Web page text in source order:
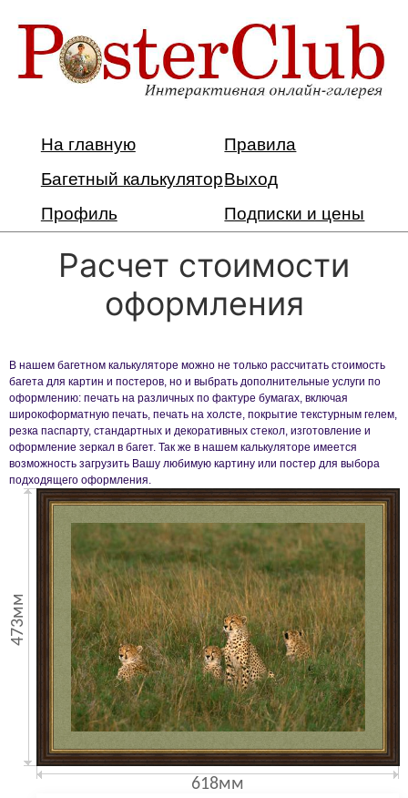
На главную
Правила
Багетный калькуляторВыход
Профиль
Подписки и цены
Расчет стоимости
оформления
В нашем багетном калькуляторе можно не только рассчитать стоимость
багета для картин и постеров, но и выбрать дополнительные услуги по
оформлению: печать на различных по фактуре бумагах, включая
широкоформатную печать, печать на холсте, покрытие текстурным гелем,
резка паспарту, стандартных и декоративных стекол, изготовление и
оформление зеркал в багет. Так же в нашем калькуляторе имеется
возможность загрузить Вашу любимую картину или постер для выбора
подходящего оформления.
473мм
618мм